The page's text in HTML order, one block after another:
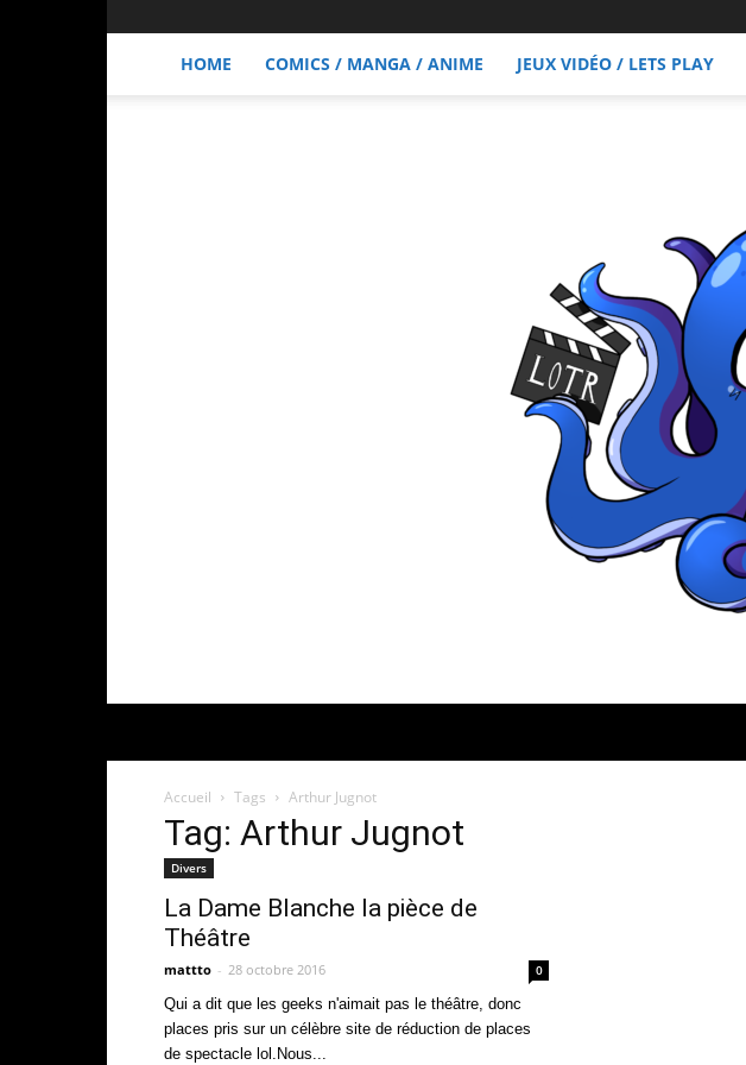
HOME COMICS / MANGA / ANIME JEUX VIDÉO / LETS PLAY
Accueil Tags Arthur Jugnot
Tag: Arthur Jugnot
Divers
La Dame Blanche la pièce de
Théâtre
mattto - 28 octobre 2016 0
Qui a dit que les geeks n'aimait pas le théâtre, donc
places pris sur un célèbre site de réduction de places
de spectacle lol.Nous...